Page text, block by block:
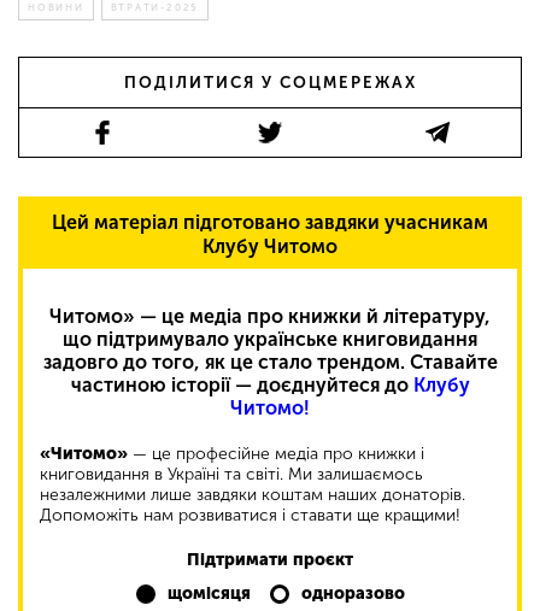
НОВИНИ ВТРАТИ-2025
ПОДІЛИТИСЯ У СОЦМЕРЕЖАХ
Цей матеріал підготовано завдяки учасникам
Клубу Читомо
Читомо» — це медіа про книжки й літературу,
що підтримувало українське книговидання
задовго до того, як це стало трендом. Ставайте
частиною історії — доєднуйтеся до Клубу
Читомо!
«Читомо» — це професійне медіа про книжки і
книговидання в Україні та світі. Ми залишаємось
незалежними лише завдяки коштам наших донаторів.
Допоможіть нам розвиватися і ставати ще кращими!
Підтримати проєкт
щомісяця
одноразово